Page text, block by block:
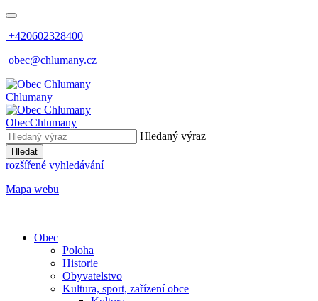
+420602328400
obec@chlumany.cz
Chlumany
ObecChlumany
Hledaný výraz
Hledat
rozšířené vyhledávání
Mapa webu
Obec
Poloha
Historie
Obyvatelstvo
Kultura, sport, zařízení obce